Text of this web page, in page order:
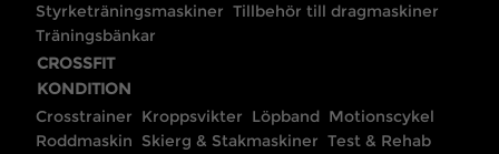
Styrketräningsmaskiner Tillbehör till dragmaskiner
Träningsbänkar
CROSSFIT
KONDITION
Crosstrainer Kroppsvikter Löpband Motionscykel
Roddmaskin Skierg & Stakmaskiner Test & Rehab